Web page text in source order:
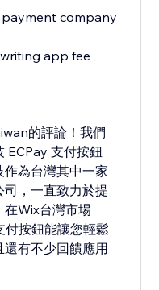
company
app fee
的評論！我們
ECPay 支付按鈕
為台灣其中一家
，一直致力於提
在Wix台灣市場
付按鈕能讓您輕鬆
有不少回饋應用